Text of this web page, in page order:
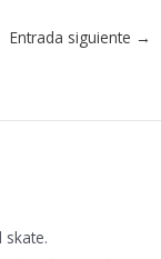
Entrada siguiente →
skate.